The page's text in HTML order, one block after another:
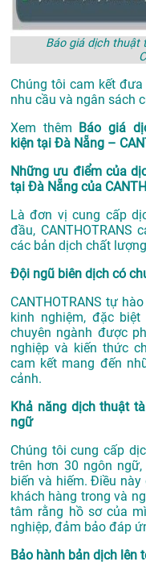
Báo giá dịch thuật
Chúng tôi cam kết
nhu cầu và ngân sách
Xem thêm
Báo giá
kiện tại Đà Nẵng –
Những ưu điểm của
tại Đà Nẵng của
Là đơn vị cung cấp
đầu, CANTHOTRANS
các bản dịch chất
Đội ngũ biên dịch có
CANTHOTRANS tự
kinh nghiệm, đặc
chuyên ngành được
nghiệp và kiến thức
cam kết mang đến
cảnh.
Khả năng dịch thuật
ngữ
Chúng tôi cung cấp
trên hơn 30 ngôn
biến và hiếm. Điều
khách hàng trong và
tâm rằng hồ sơ của
nghiệp, đảm bảo đáp
Bảo hành bản dịch lên